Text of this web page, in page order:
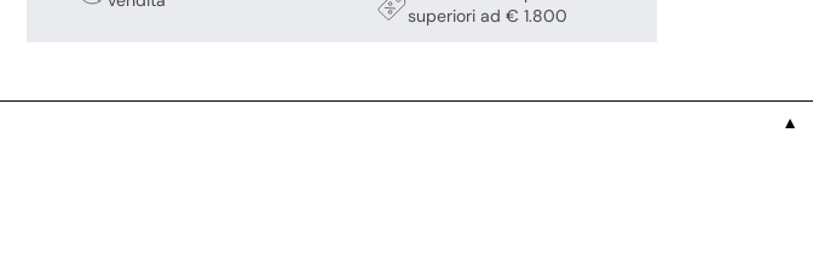
superiori ad € 1.800
▼